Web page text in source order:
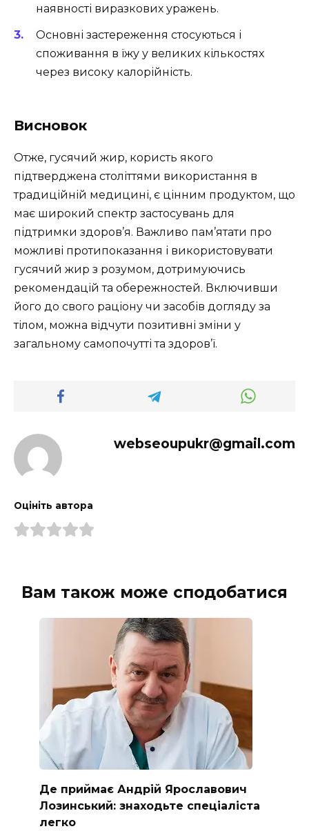
наявності виразкових уражень.
Основні застереження стосуються і
споживання в їжу у великих кількостях
через високу калорійність.
Висновок
Отже, гусячий жир, користь якого
підтверджена століттями використання в
традиційній медицині, є цінним продуктом, що
має широкий спектр застосувань для
підтримки здоров’я. Важливо пам’ятати про
можливі протипоказання і використовувати
гусячий жир з розумом, дотримуючись
рекомендацій та обережностей. Включивши
його до свого раціону чи засобів догляду за
тілом, можна відчути позитивні зміни у
загальному самопочутті та здоров’ї.
webseoupukr@gmail.com
Оцініть автора
Вам також може сподобатися
Де приймає Андрій Ярославович
Лозинський: знаходьте спеціаліста
легко